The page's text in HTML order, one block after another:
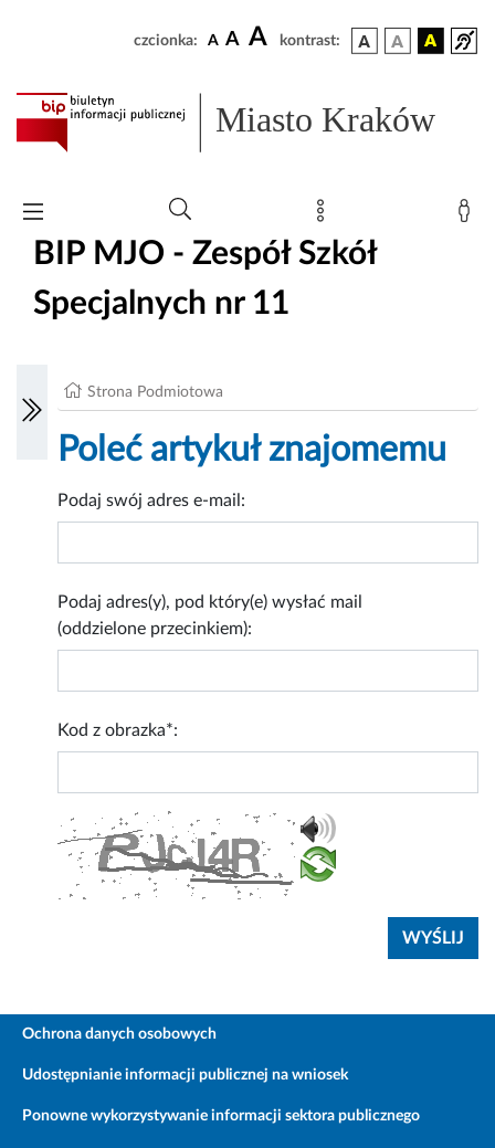
czcionka: A A A kontrast:
Miasto Kraków
BIP MJO - Zespół Szkół
Specjalnych nr 11
Strona Podmiotowa
Poleć artykuł znajomemu
Podaj swój adres e-mail:
Podaj adres(y), pod który(e) wysłać mail
(oddzielone przecinkiem):
Kod z obrazka*:
Ochrona danych osobowych
Udostępnianie informacji publicznej na wniosek
Ponowne wykorzystywanie informacji sektora publicznego